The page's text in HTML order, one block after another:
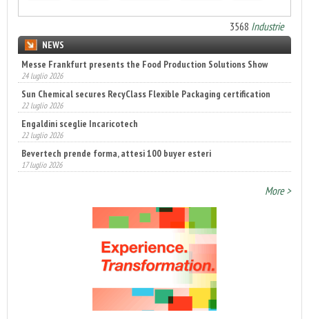
3568 Industrie
NEWS
Messe Frankfurt presents the Food Production Solutions Show
24 luglio 2026
Sun Chemical secures RecyClass Flexible Packaging certification
22 luglio 2026
Engaldini sceglie Incaricotech
22 luglio 2026
Bevertech prende forma, attesi 100 buyer esteri
17 luglio 2026
More >